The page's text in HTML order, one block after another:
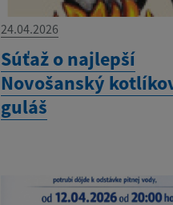
24.04.2026
Súťaž o najlepší
Novošanský
guláš